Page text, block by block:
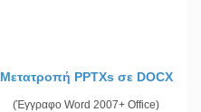
Μετατροπή PPTXs σε DOCX
(Έγγραφο Word 2007+ Office)